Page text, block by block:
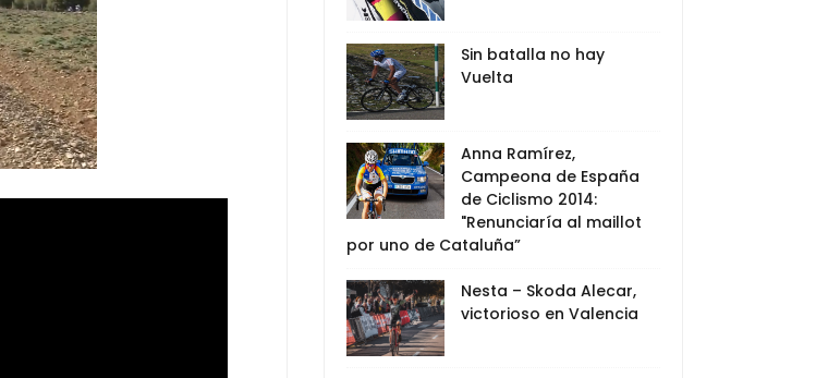
Sin batalla no hay
Vuelta
Anna Ramírez,
Campeona de España
de Ciclismo 2014:
"Renunciaría al maillot
por uno de Cataluña”
Nesta – Skoda Alecar,
victorioso en Valencia